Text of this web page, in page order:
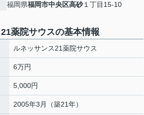
福岡県福岡市中央区高砂１丁目15-10
薬院サウスの基本情報
ルネッサンス21薬院サウス
6万円
5,000円
2005年3月（築21年）